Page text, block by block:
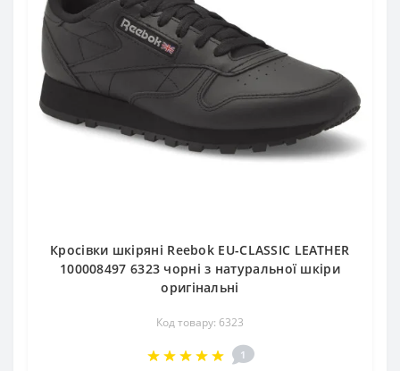
Кросівки шкіряні Reebok EU-CLASSIC LEATHER
100008497 6323 чорні з натуральної шкіри
оригінальні
Код товару: 6323
1